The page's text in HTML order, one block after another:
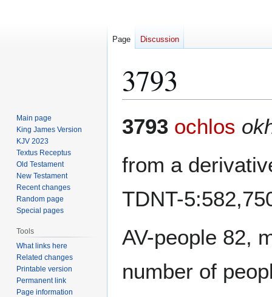
3793
to
to
3793 ochlos
from a
TDNT-
AV-people 82,
number of
Page Discussion
Main page
King James Version
KJV 2023
Textus Receptus
Old Testament
New Testament
Recent changes
Random page
Special pages
Tools
What links here
Related changes
Printable version
Permanent link
Page information